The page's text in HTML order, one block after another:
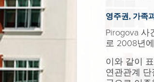
영주권, 가족
Pirogova 사
로 2008년
이와 같이
연관관계